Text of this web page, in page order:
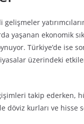
yaşanan ekonomik
Türkiye’de ise
üzerindeki
takip ederken,
kurları ve hisse